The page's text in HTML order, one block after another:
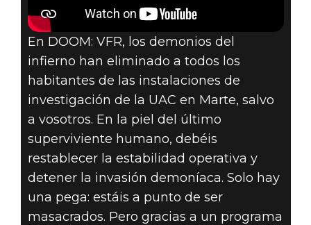
En DOOM: VFR, los demonios del
infierno han eliminado a todos los
habitantes de las instalaciones de
investigación de la UAC en Marte, salvo
a vosotros. En la piel del último
superviviente humano, debéis
restablecer la estabilidad operativa y
detener la invasión demoníaca. Solo hay
una pega: estáis a punto de ser
masacrados. Pero gracias a un programa